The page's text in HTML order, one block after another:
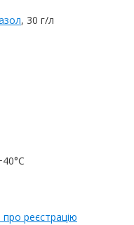
, 30 г/л
про реєстрацію